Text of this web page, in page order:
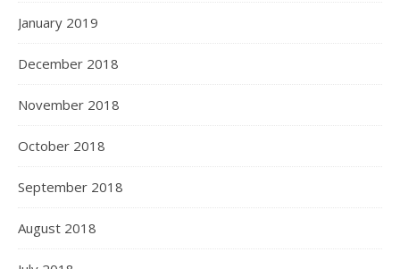
January 2019
December 2018
November 2018
October 2018
September 2018
August 2018